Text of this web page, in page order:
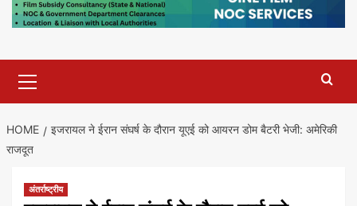
Menu
HOME
इजरायल ने ईरान संघर्ष के दौरान यूएई को आयरन डोम बैटरी भेजी: अमेरिकी
राजदूत
अंतर्राष्ट्रीय